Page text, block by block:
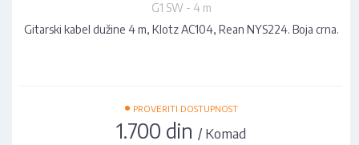
G1 SW - 4 m
Gitarski kabel dužine 4 m, Klotz AC104, Rean NYS224. Boja crna.
• PROVERITI DOSTUPNOST
1.700 din / Komad